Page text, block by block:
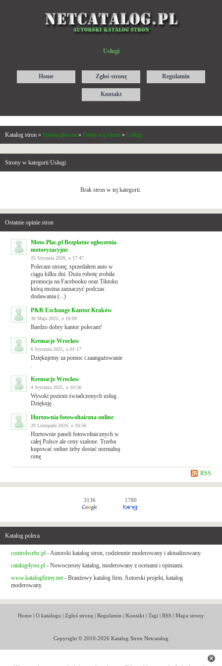
Usługi
Home Zgłoś stronę Regulamin
Kontakt
Katalog stron » Strona główna » Firmy wg branż » Usługi
Strony w kategorii Usługi
Brak stron w tej kategorii.
Ostatnie opinie stron
Moto-Plac.pl Bezpłatne ogłoszenia
motoryzacyjne
25 Stycznia 2026, o 17:47
Polecam stronę, sprzedałem auto w
ciągu kilku dni. Duża robotę zrobiła
promocja na Facebooku oraz Tiktoku
którą można zaznaczyć podczas
dodawania (...)
P&R Exchange Kantor Kraków
30 Maja 2025, o 18:09
Bardzo dobry kantor polecam!
Kremacje Wrocław
6 Stycznia 2025, o 01:17
Dziękujemy za pomoc i zaangażowanie
Kremacje Wrocław
4 Stycznia 2025, o 10:56
Wysoki poziom świadczonych usług .
Dziękuję .
Hurtownia fotowoltaiczna online
29 Listopada 2024, o 10:56
Hurtownie paneli fotowoltaicznych w
całej Polsce ale ceny szalone. Trzeba
kupować online żeby dostać normalną
cenę
RSS
3136 1780
Katalog poleca
controlwebs.pl - Autorski katalog stron, codziennie moderowany i aktualizowany.
catalog4you.pl - Nowoczesny katalog, moderowany z ocenami i opiniami.
www.katalogfirmy.net - Branżowy katalog firm. Autorski projekt, katalog
moderowany.
Home| O katalogu | Zgłoś stronę| Regulamin | Kontakt| Tagi | RSS| Mapa strony
Copyright © 2010-2026 Katalog Stron Netcatalog